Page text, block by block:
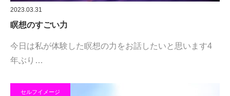
2023.03.31
瞑想のすごい力
今日は私が体験した瞑想の力をお話したいと思います4
年ぶり…
セルフイメージ